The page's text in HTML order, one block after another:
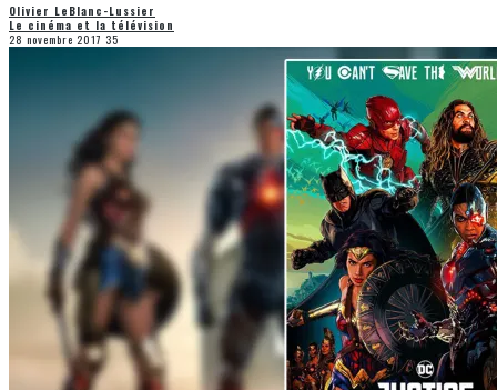
Olivier LeBlanc-Lussier
Le cinéma et la télévision
28 novembre 2017 35